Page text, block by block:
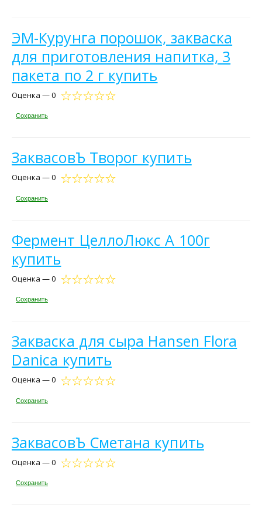
ЭМ-Курунга порошок, закваска
для приготовления напитка, 3
пакета по 2 г купить
Оценка — 0
Сохранить
ЗаквасовЪ Творог купить
Оценка — 0
Сохранить
Фермент ЦеллоЛюкс А 100г
купить
Оценка — 0
Сохранить
Закваска для сыра Hansen Flora
Danica купить
Оценка — 0
Сохранить
ЗаквасовЪ Сметана купить
Оценка — 0
Сохранить